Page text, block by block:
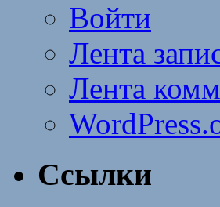
Войти
Лента
Лента
Ссылки